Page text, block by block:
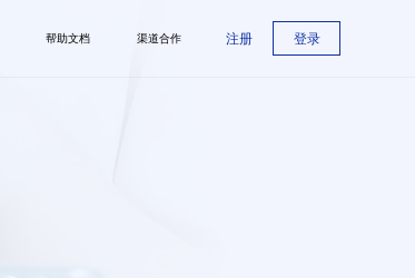
帮助文档 渠道合作 注册 登录